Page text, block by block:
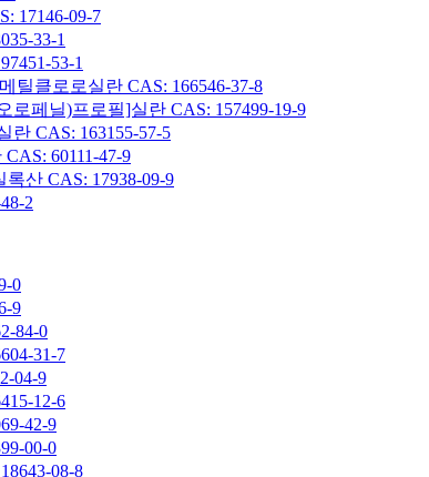
17146-09-7
33-1
53-1
틸클로로실란 CAS: 166546-37-8
로페닐)프로필]실란 CAS: 157499-19-9
란 CAS: 163155-57-5
60111-47-9
산 CAS: 17938-09-9
2
0
9
84-0
31-7
04-9
12-6
42-9
00-0
08-8